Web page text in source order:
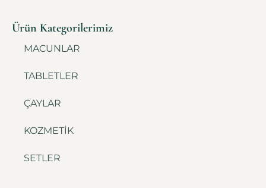
Ürün Kategorilerimiz
MACUNLAR
TABLETLER
ÇAYLAR
KOZMETİK
SETLER